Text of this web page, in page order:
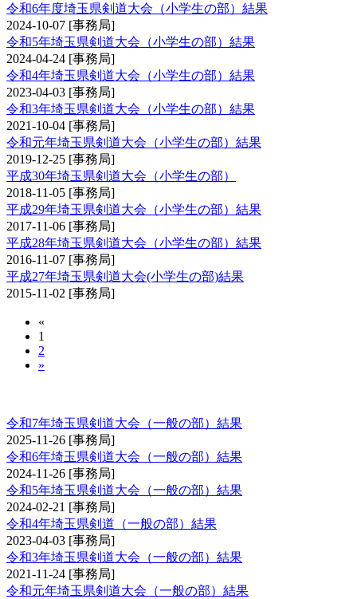
令和6年度埼玉県剣道大会（小学生の部）結果
2024-10-07 [事務局]
令和5年埼玉県剣道大会（小学生の部）結果
2024-04-24 [事務局]
令和4年埼玉県剣道大会（小学生の部）結果
2023-04-03 [事務局]
令和3年埼玉県剣道大会（小学生の部）結果
2021-10-04 [事務局]
令和元年埼玉県剣道大会（小学生の部）結果
2019-12-25 [事務局]
平成30年埼玉県剣道大会（小学生の部）
2018-11-05 [事務局]
平成29年埼玉県剣道大会（小学生の部）結果
2017-11-06 [事務局]
平成28年埼玉県剣道大会（小学生の部）結果
2016-11-07 [事務局]
平成27年埼玉県剣道大会(小学生の部)結果
2015-11-02 [事務局]
«
1
2
»
令和7年埼玉県剣道大会（一般の部）結果
2025-11-26 [事務局]
令和6年埼玉県剣道大会（一般の部）結果
2024-11-26 [事務局]
令和5年埼玉県剣道大会（一般の部）結果
2024-02-21 [事務局]
令和4年埼玉県剣道（一般の部）結果
2023-04-03 [事務局]
令和3年埼玉県剣道大会（一般の部）結果
2021-11-24 [事務局]
令和元年埼玉県剣道大会（一般の部）結果